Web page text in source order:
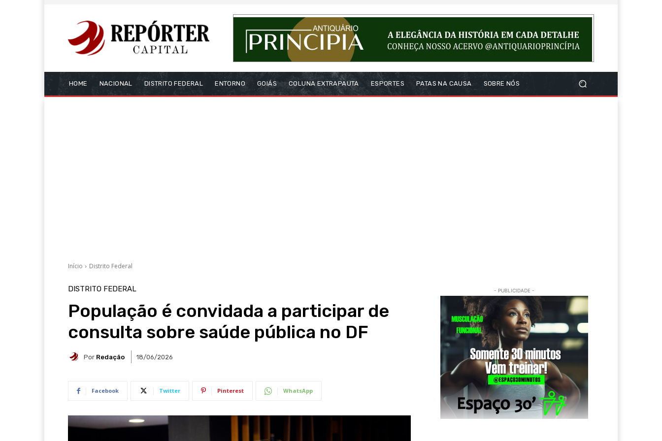
HOME NACIONAL DISTRITO FEDERAL ENTORNO GOIÁS COLUNA EXTRAPAUTA ESPORTES PATAS NA CAUSA SOBRE NÓS
Início Distrito Federal
DISTRITO FEDERAL
População é convidada a participar de
consulta sobre saúde pública no DF
Por Redação 18/06/2026
Facebook Twitter Pinterest WhatsApp
- PUBLICIDADE -